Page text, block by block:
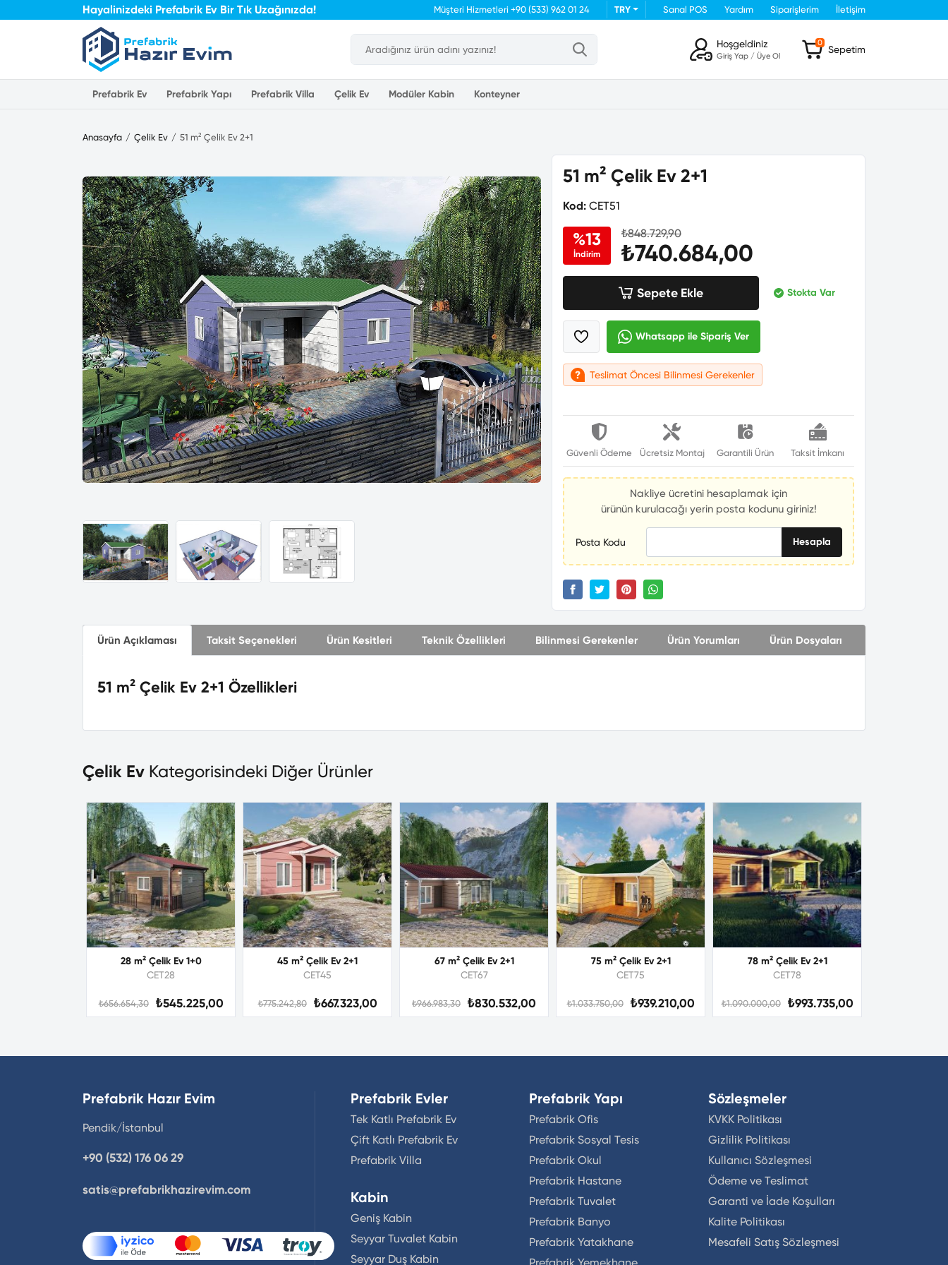
Hayalinizdeki Prefabrik Ev Bir Tık Uzağınızda! Müşteri Hizmetleri +90 (533) 962 01 24 TRY Sanal POS Yardım Siparişlerim İletişim
Hoşgeldiniz
Giriş Yap / Üye Ol
0
Sepetim
Prefabrik Ev Prefabrik Yapı Prefabrik Villa Çelik Ev Modüler Kabin Konteyner
Anasayfa Çelik Ev 51 m² Çelik Ev 2+1
51 m² Çelik Ev 2+1
Kod: CET51
%13
İndirim
₺848.729,90
₺740.684,00
Sepete Ekle Stokta Var
Whatsapp ile Sipariş Ver
Teslimat Öncesi Bilinmesi Gerekenler
Güvenli Ödeme Ücretsiz Montaj Garantili Ürün Taksit İmkanı
Nakliye ücretini hesaplamak için
ürünün kurulacağı yerin posta kodunu giriniz!
Posta Kodu Hesapla
Ürün Açıklaması Taksit Seçenekleri Ürün Kesitleri Teknik Özellikleri Bilinmesi Gerekenler Ürün Yorumları Ürün Dosyaları
51 m² Çelik Ev 2+1 Özellikleri
Çelik Ev Kategorisindeki Diğer Ürünler
28 m² Çelik Ev 1+0
CET28
₺656.654,30 ₺545.225,00
45 m² Çelik Ev 2+1
CET45
₺775.242,80 ₺667.323,00
67 m² Çelik Ev 2+1
CET67
₺966.983,30 ₺830.532,00
75 m² Çelik Ev 2+1
CET75
₺1.033.750,00 ₺939.210,00
78 m² Çelik Ev 2+1
CET78
₺1.090.000,00 ₺993.735,00
Prefabrik Evler
Tek Katlı Prefabrik Ev
Çift Katlı Prefabrik Ev
Prefabrik Villa
Kabin
Geniş Kabin
Seyyar Tuvalet Kabin
Seyyar Duş Kabin
Prefabrik Yapı
Prefabrik Ofis
Prefabrik Sosyal Tesis
Prefabrik Okul
Prefabrik Hastane
Prefabrik Tuvalet
Prefabrik Banyo
Prefabrik Yatakhane
Sözleşmeler
KVKK Politikası
Gizlilik Politikası
Kullanıcı Sözleşmesi
Ödeme ve Teslimat
Garanti ve İade Koşulları
Kalite Politikası
Mesafeli Satış Sözleşmesi
Prefabrik Hazır Evim
Pendik/İstanbul
+90 (532) 176 06 29
satis@prefabrikhazirevim.com